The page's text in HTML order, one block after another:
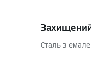
Захищений
Сталь з